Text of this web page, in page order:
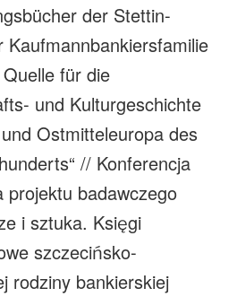
der Stettin-
Kaufmannbankiersfamilie
für die
und Kulturgeschichte
Ostmitteleuropa des
// Konferencja
projektu badawczego
i sztuka. Księgi
szczecińsko-
rodziny bankierskiej